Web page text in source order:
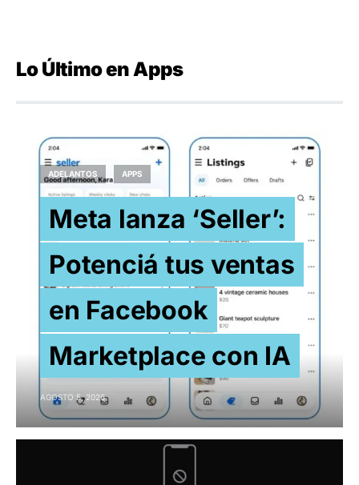
Lo Último en Apps
ADELANTOS APPS
Meta lanza ‘Seller’:
Potenciá tus ventas
en Facebook
Marketplace con IA
AGOSTO 5, 2026